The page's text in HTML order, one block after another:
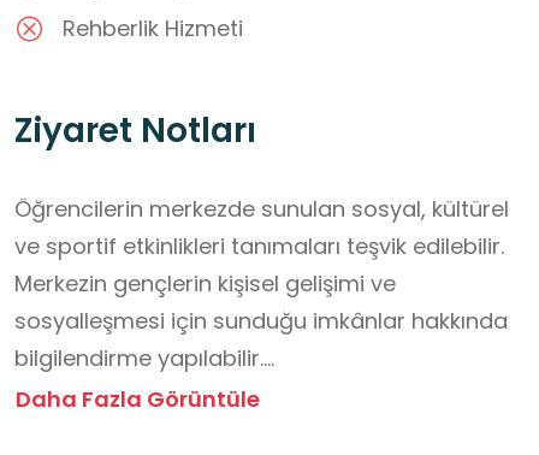
Rehberlik Hizmeti
Ziyaret Notları
Öğrencilerin merkezde sunulan sosyal, kültürel
ve sportif etkinlikleri tanımaları teşvik edilebilir.
Merkezin gençlerin kişisel gelişimi ve
sosyalleşmesi için sunduğu imkânlar hakkında
bilgilendirme yapılabilir.
Etkinlikler sırasında disiplinli, düzenli ve saygılı
Daha Fazla Görüntüle